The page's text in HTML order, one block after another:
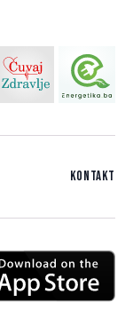
Kontakt